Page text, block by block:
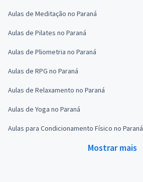
Aulas de Meditação no Paraná
Aulas de Pilates no Paraná
Aulas de Pliometria no Paraná
Aulas de RPG no Paraná
Aulas de Relaxamento no Paraná
Aulas de Yoga no Paraná
Aulas para Condicionamento Físico no Paraná
Mostrar mais